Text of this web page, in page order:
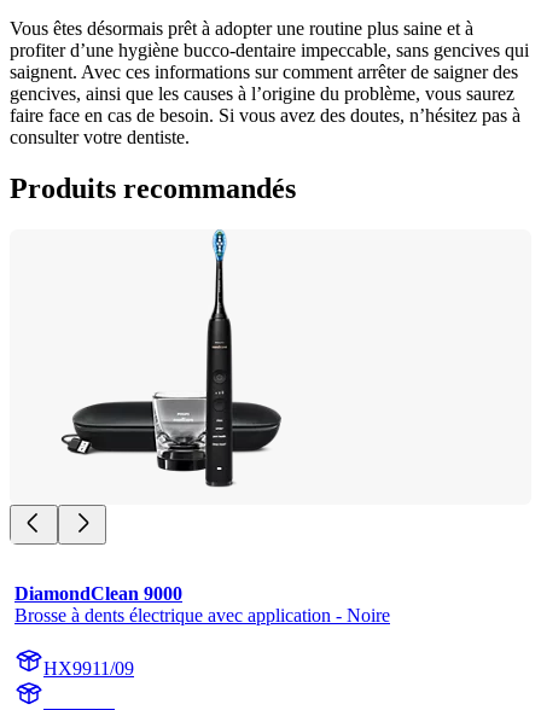
Vous êtes désormais prêt à adopter une routine plus saine et à
profiter d’une hygiène bucco-dentaire impeccable, sans gencives qui
saignent. Avec ces informations sur comment arrêter de saigner des
gencives, ainsi que les causes à l’origine du problème, vous saurez
faire face en cas de besoin. Si vous avez des doutes, n’hésitez pas à
consulter votre dentiste.
Produits recommandés
DiamondClean 9000
Brosse à dents électrique avec application - Noire
HX9911/09